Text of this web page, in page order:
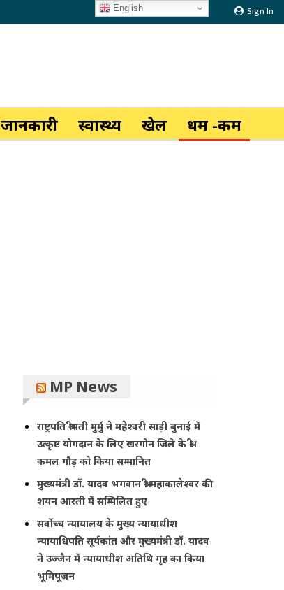
Sign In
जानकारी स्वास्थ्य खेल धर्म -कर्म
MP News
राष्ट्रपति श्रीमती मुर्मु ने महेश्वरी साड़ी बुनाई में
उत्कृष्ट योगदान के लिए खरगोन जिले के श्री
कमल गौड़ को किया सम्मानित
मुख्यमंत्री डॉ. यादव भगवान श्री महाकालेश्‍वर की
शयन आरती में सम्मिलित हुए
सर्वोच्च न्यायालय के मुख्‍य न्‍यायाधीश
न्यायाधिपति सूर्यकांत और मुख्यमंत्री डॉ. यादव
ने उज्जैन में न्यायाधीश अतिथि गृह का किया
भूमिपूजन
English